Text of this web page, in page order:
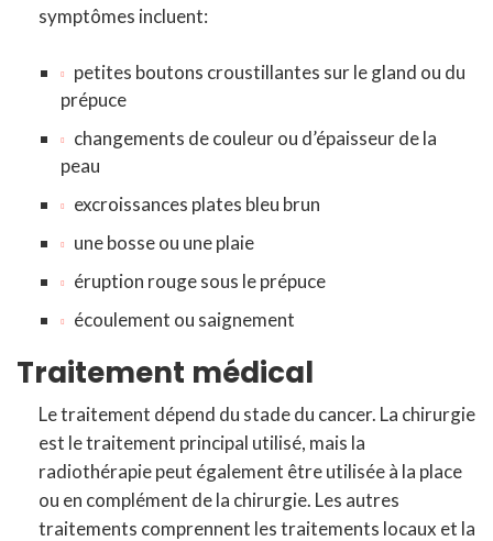
symptômes incluent:
petites boutons croustillantes sur le gland ou du
prépuce
changements de couleur ou d’épaisseur de la
peau
excroissances plates bleu brun
une bosse ou une plaie
éruption rouge sous le prépuce
écoulement ou saignement
Traitement médical
Le traitement dépend du stade du cancer. La chirurgie
est le traitement principal utilisé, mais la
radiothérapie peut également être utilisée à la place
ou en complément de la chirurgie. Les autres
traitements comprennent les traitements locaux et la